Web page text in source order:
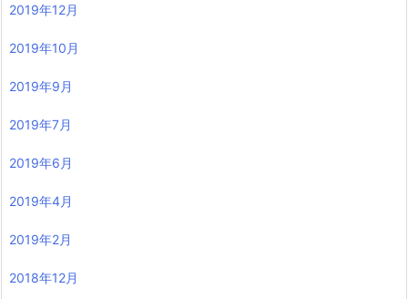
2019年12月
2019年10月
2019年9月
2019年7月
2019年6月
2019年4月
2019年2月
2018年12月